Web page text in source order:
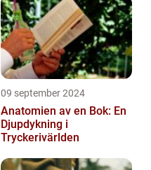
09 september 2024
Anatomien av en Bok: En
Djupdykning i
Tryckerivärlden